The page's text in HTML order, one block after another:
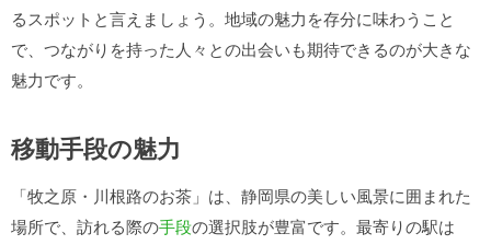
るスポットと言えましょう。地域の魅力を存分に味わうこと
で、つながりを持った人々との出会いも期待できるのが大きな
魅力です。
移動手段の魅力
「牧之原・川根路のお茶」は、静岡県の美しい風景に囲まれた
場所で、訪れる際の手段の選択肢が豊富です。最寄りの駅は